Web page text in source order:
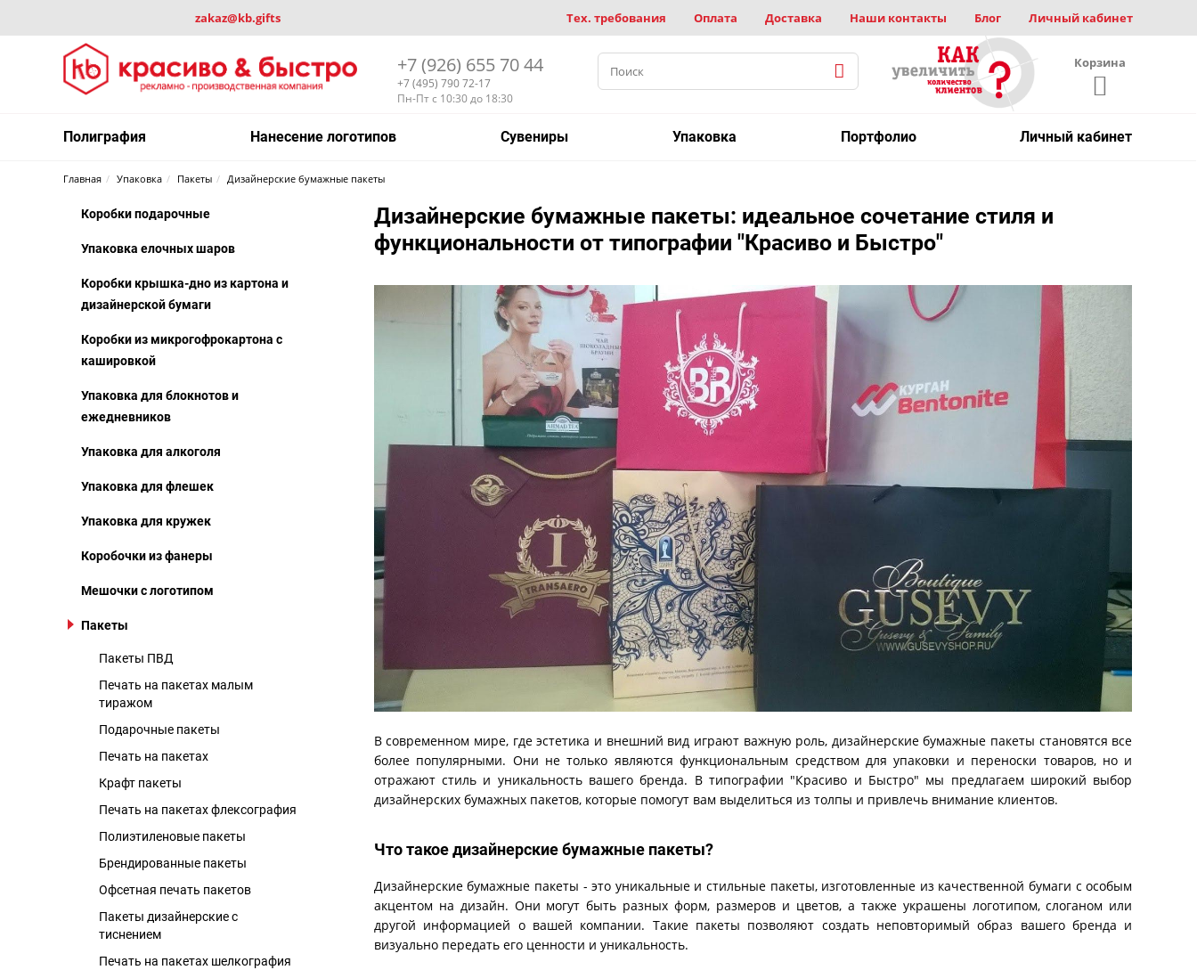
zakaz@kb.gifts Тех. требования Оплата Доставка Наши контакты Блог Личный кабинет
+7 (926) 655 70 44
+7 (495) 790 72-17
Пн-Пт с 10:30 до 18:30
Корзина
Полиграфия Нанесение логотипов Сувениры Упаковка Портфолио Личный кабинет
Главная Упаковка Пакеты Дизайнерские бумажные пакеты
Коробки подарочные
Упаковка елочных шаров
Коробки крышка-дно из картона и
дизайнерской бумаги
Коробки из микрогофрокартона с
кашировкой
Упаковка для блокнотов и
ежедневников
Упаковка для алкоголя
Упаковка для флешек
Упаковка для кружек
Коробочки из фанеры
Мешочки с логотипом
Пакеты
Пакеты ПВД
Печать на пакетах малым
тиражом
Подарочные пакеты
Печать на пакетах
Крафт пакеты
Печать на пакетах флексография
Полиэтиленовые пакеты
Брендированные пакеты
Офсетная печать пакетов
Пакеты дизайнерские с
тиснением
Печать на пакетах шелкография
Дизайнерские бумажные пакеты: идеальное сочетание стиля и
функциональности от типографии "Красиво и Быстро"
В современном мире, где эстетика и внешний вид играют важную роль, дизайнерские бумажные пакеты становятся все
более популярными. Они не только являются функциональным средством для упаковки и переноски товаров, но и
отражают стиль и уникальность вашего бренда. В типографии "Красиво и Быстро" мы предлагаем широкий выбор
дизайнерских бумажных пакетов, которые помогут вам выделиться из толпы и привлечь внимание клиентов.
Что такое дизайнерские бумажные пакеты?
Дизайнерские бумажные пакеты - это уникальные и стильные пакеты, изготовленные из качественной бумаги с особым
акцентом на дизайн. Они могут быть разных форм, размеров и цветов, а также украшены логотипом, слоганом или
другой информацией о вашей компании. Такие пакеты позволяют создать неповторимый образ вашего бренда и
визуально передать его ценности и уникальность.